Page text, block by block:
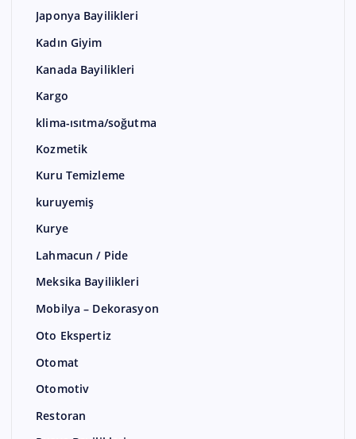
Japonya Bayilikleri
Kadın Giyim
Kanada Bayilikleri
Kargo
klima-ısıtma/soğutma
Kozmetik
Kuru Temizleme
kuruyemiş
Kurye
Lahmacun / Pide
Meksika Bayilikleri
Mobilya – Dekorasyon
Oto Ekspertiz
Otomat
Otomotiv
Restoran